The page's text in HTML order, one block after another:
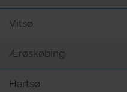
Vitsø
Ærøskøbing
Hartsø